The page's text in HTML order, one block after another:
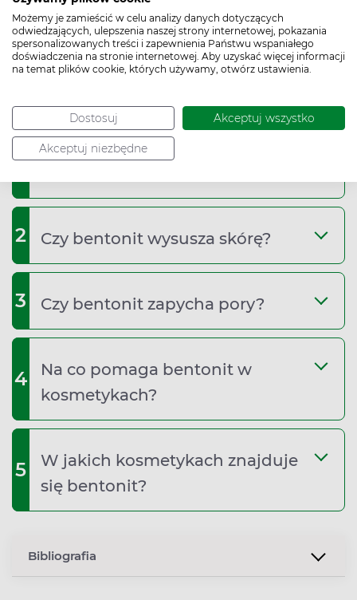
Możemy je zamieścić w celu analizy danych dotyczących
odwiedzających, ulepszenia naszej strony internetowej, pokazania
spersonalizowanych treści i zapewnienia Państwu wspaniałego
doświadczenia na stronie internetowej. Aby uzyskać więcej informacji
na temat plików cookie, których używamy, otwórz ustawienia.
Dostosuj Akceptuj wszystko
Akceptuj niezbędne
Bentonite (bentonit) – najczęściej
zadawane pytania (FAQ)
1
Czy bentonit jest bezpieczny dla
2 Czy bentonit wysusza skórę?
3 Czy bentonit zapycha pory?
4
Na co pomaga bentonit w
kosmetykach?
5
W jakich kosmetykach znajduje
się bentonit?
Bibliografia